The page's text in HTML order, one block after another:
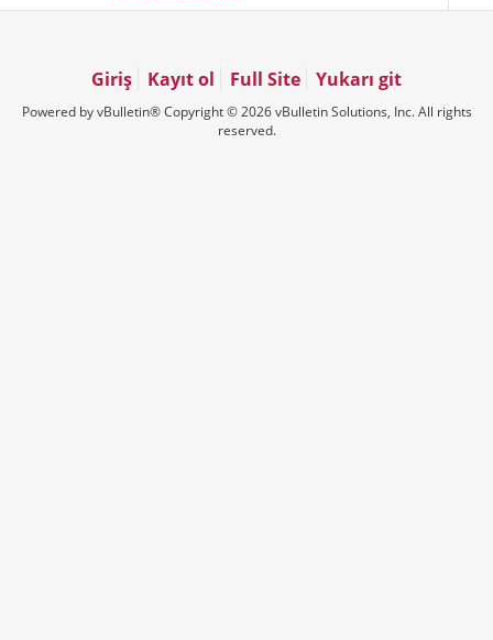
Giriş Kayıt ol Full Site Yukarı git
Powered by vBulletin® Copyright © 2026 vBulletin Solutions, Inc. All rights
reserved.